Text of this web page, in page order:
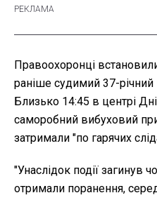
Правоохоронці
раніше судимий 37-
Близько 14:45 в центрі
саморобний вибуховий
затримали "по гарячих
"Унаслідок події загинув
отримали поранення,